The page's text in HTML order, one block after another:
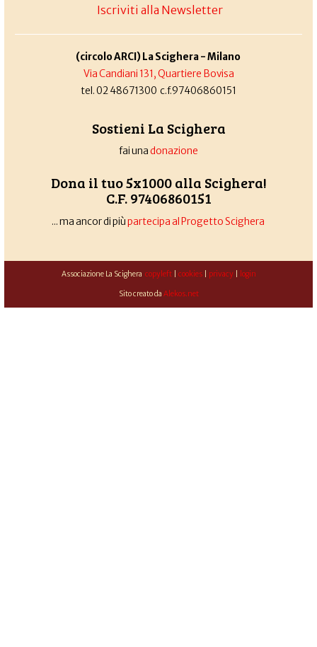
Iscriviti alla Newsletter
(circolo ARCI) La Scighera - Milano
Via Candiani 131, Quartiere Bovisa
tel. 02 48671300 c.f.97406860151
Sostieni La Scighera
fai unadonazione
Dona il tuo 5x1000 alla Scighera!
C.F. 97406860151
... ma ancor di piùpartecipa al Progetto Scighera
Associazione La Scighera copyleft| cookies| privacy| login
Sito creato da Alekos.net